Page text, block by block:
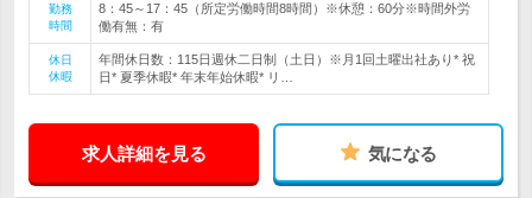
勤務
時間
8：45～17：45（所定労働時間8時間）※休憩：60分※時間外労
働有無：有
休日
休暇
年間休日数：115日週休二日制（土日）※月1回土曜出社あり* 祝
日* 夏季休暇* 年末年始休暇* リ…
求人詳細を見る 気になる